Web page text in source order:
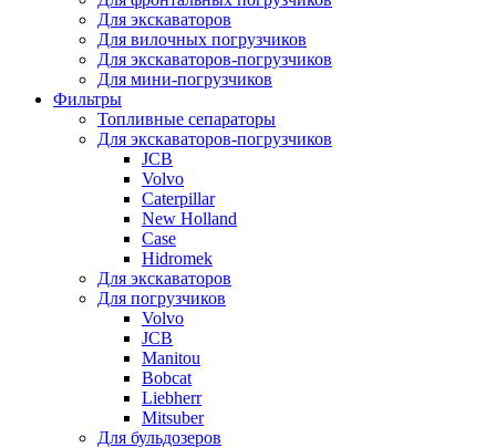
Для экскаваторов
Для вилочных погрузчиков
Для экскаваторов-погрузчиков
Для мини-погрузчиков
Фильтры
Топливные сепараторы
Для экскаваторов-погрузчиков
JCB
Volvo
Caterpillar
New Holland
Case
Hidromek
Для экскаваторов
Для погрузчиков
Volvo
JCB
Manitou
Bobcat
Liebherr
Mitsuber
Для бульдозеров